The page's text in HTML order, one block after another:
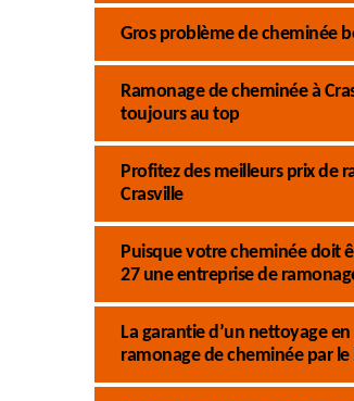
Gros problème de cheminée
Ramonage de cheminée à
toujours au top
Profitez des meilleurs prix de
Crasville
Puisque votre cheminée doit
27 une entreprise de
La garantie d’un nettoyage
ramonage de cheminée par